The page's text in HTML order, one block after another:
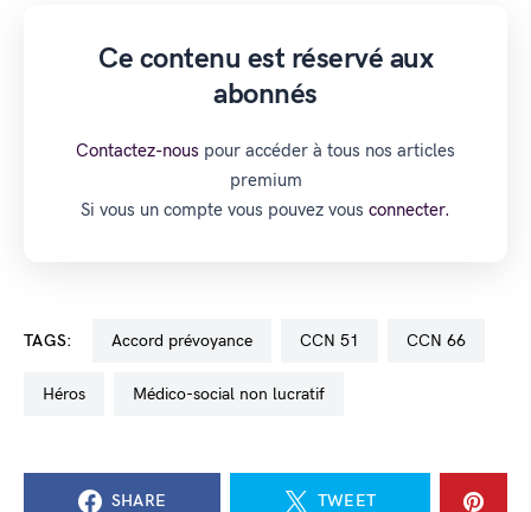
Ce contenu est réservé aux
abonnés
Contactez-nous pour accéder à tous nos articles
premium
Si vous un compte vous pouvez vous connecter.
TAGS: accord prévoyance CCN 51 CCN 66
Héros médico-social non lucratif
SHARE TWEET